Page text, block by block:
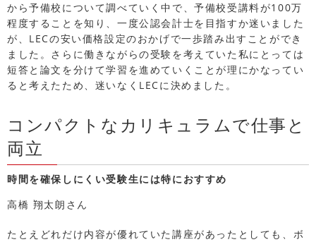
から予備校について調べていく中で、予備校受講料が100万
程度することを知り、一度公認会計士を目指すか迷いました
が、LECの安い価格設定のおかげで一歩踏み出すことができ
ました。さらに働きながらの受験を考えていた私にとっては
短答と論文を分けて学習を進めていくことが理にかなってい
ると考えたため、迷いなくLECに決めました。
コンパクトなカリキュラムで仕事と
両立
時間を確保しにくい受験生には特におすすめ
高橋 翔太朗さん
たとえどれだけ内容が優れていた講座があったとしても、ボ